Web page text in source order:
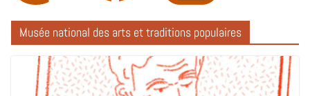
Musée national des arts et traditions populaires